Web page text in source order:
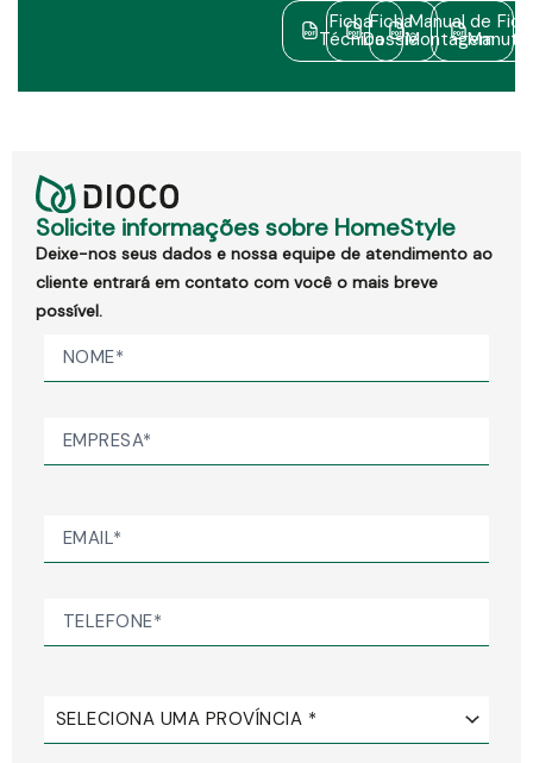
Ficha
Técnica
Ficha
Dossiê
Manual de
Montagem
Solicite informações sobre HomeStyle
Deixe-nos seus dados e nossa equipe de atendimento ao
cliente entrará em contato com você o mais breve
possível.